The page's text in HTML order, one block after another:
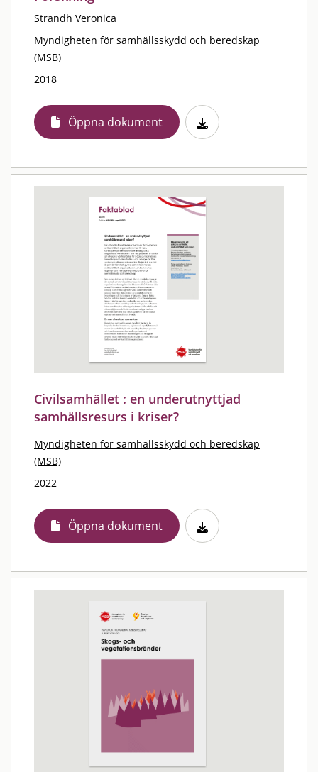
Strandh Veronica
Myndigheten för samhällsskydd och beredskap
(MSB)
2018
Öppna dokument
Civilsamhället : en underutnyttjad
samhällsresurs i kriser?
Myndigheten för samhällsskydd och beredskap
(MSB)
2022
Öppna dokument